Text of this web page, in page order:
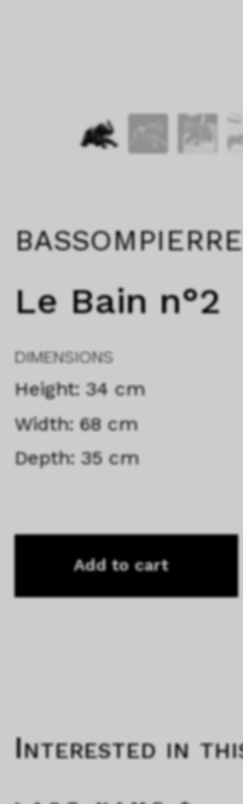
Le Bain n°2
DIMENSIONS
Height: 34 cm
Width: 68 cm
Depth: 35 cm
Add to cart
Interested in